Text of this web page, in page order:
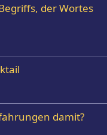
der Wortes
damit?